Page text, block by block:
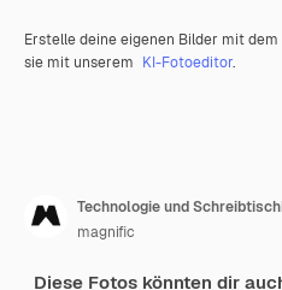
Erstelle deine eigenen Bilder mit dem
sie mit unserem KI-Fotoeditor.
Technologie und
magnific
Diese Fotos könnten dir